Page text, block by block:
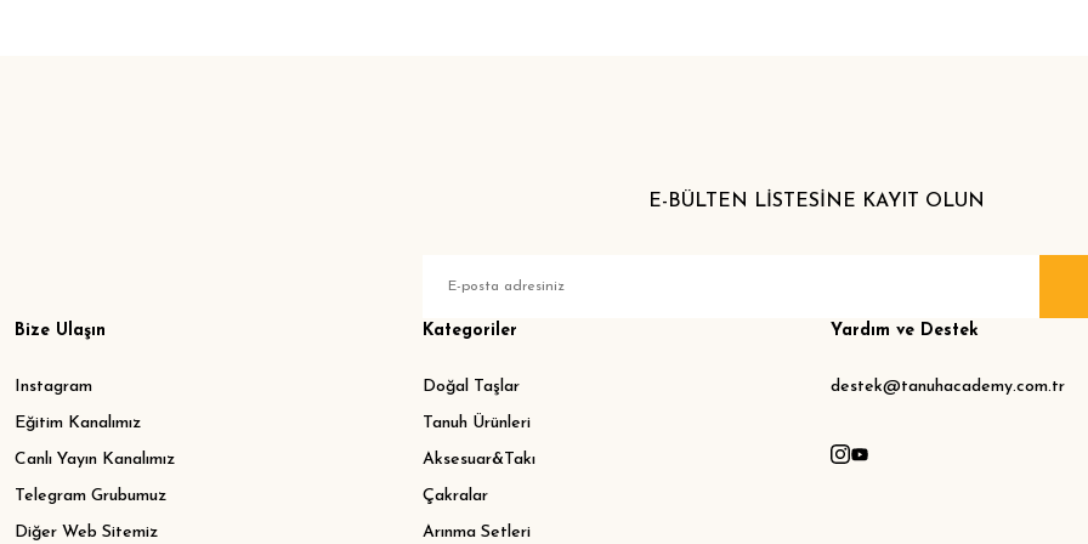
E-BÜLTEN LİSTESİNE KAYIT OLUN
Bize Ulaşın
Instagram
Eğitim Kanalımız
Canlı Yayın Kanalımız
Telegram Grubumuz
Diğer Web Sitemiz
Kategoriler
Doğal Taşlar
Tanuh Ürünleri
Aksesuar&Takı
Çakralar
Arınma Setleri
Yardım ve Destek
destek@tanuhacademy.com.tr